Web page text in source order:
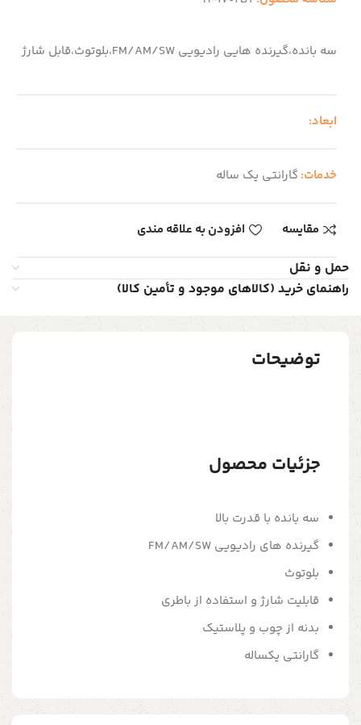
سه بانده،گیرنده هایی رادیویی FM/AM/SW،بلوتوث،قابل شارژ
ابعاد:
خدمات: گارانتی یک ساله
مقایسه افزودن به علاقه مندی
حمل و نقل
راهنمای خرید (کالاهای موجود و تأمین کالا)
توضیحات
جزئیات محصول
سه بانده با قدرت بالا
گیرنده های رادیویی FM/AM/SW
بلوتوث
قابلیت شارژ و استفاده از باطری
بدنه از چوب و پلاستیک
گارانتی یکساله